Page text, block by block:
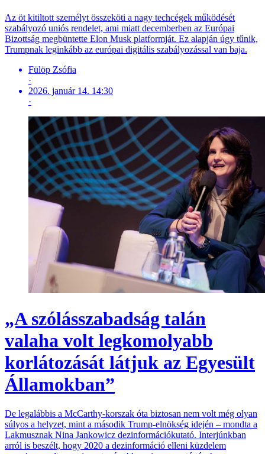
Az öt kitiltott személyt összeköti a nagy techcégek működését
szabályozó uniós rendelet, ami miatt decemberben az Európai
Bizottság megbüntette Elon Musk platformját. Ez alapján úgy tűnik,
Trumpnak leginkább az európai digitális szabályozással van baja.
Fülöp Zsófia
·
2026. január 14. 14:30
·
„A szólásszabadság talán
valaha volt legkomolyabb
korlátozását látjuk az Egyesült
Államokban”
De legalábbis a McCarthy-korszak óta biztosan nem volt még olyan
súlyos a helyzet, mint a második Trump-elnökség idején – mondta a
Lakmusznak Nina Jankowicz dezinformációkutató. Interjúnkban
arról is beszélt, hogy 2020 a dezinformáció elleni küzdelem